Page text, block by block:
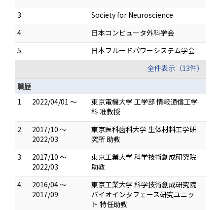
3.
Society for Neuroscience
4.
日本コンピュータ外科学会
5.
日本フルードパワーシステム学会
全件表示（13件）
職歴
1.
2022/04/01 ～
東京電機大学 工学部 情報通信工学
科 准教授
2.
2017/10 ～
2022/03
東京医科歯科大学 生体材料工学研
究所 助教
3.
2017/10 ～
2022/03
東京工業大学 科学技術創成研究院
助教
4.
2016/04 ～
2017/09
東京工業大学 科学技術創成研究院
バイオインタフェース研究ユニッ
ト 特任助教